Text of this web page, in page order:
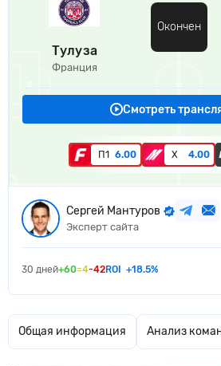
Тулуза
Франция
Окончен
Смотреть
П1 6.00 Х 4.00
Сергей Мантуров
Эксперт сайта
30 дней+60=4-42ROI +18.5%
Общая информация Анализ